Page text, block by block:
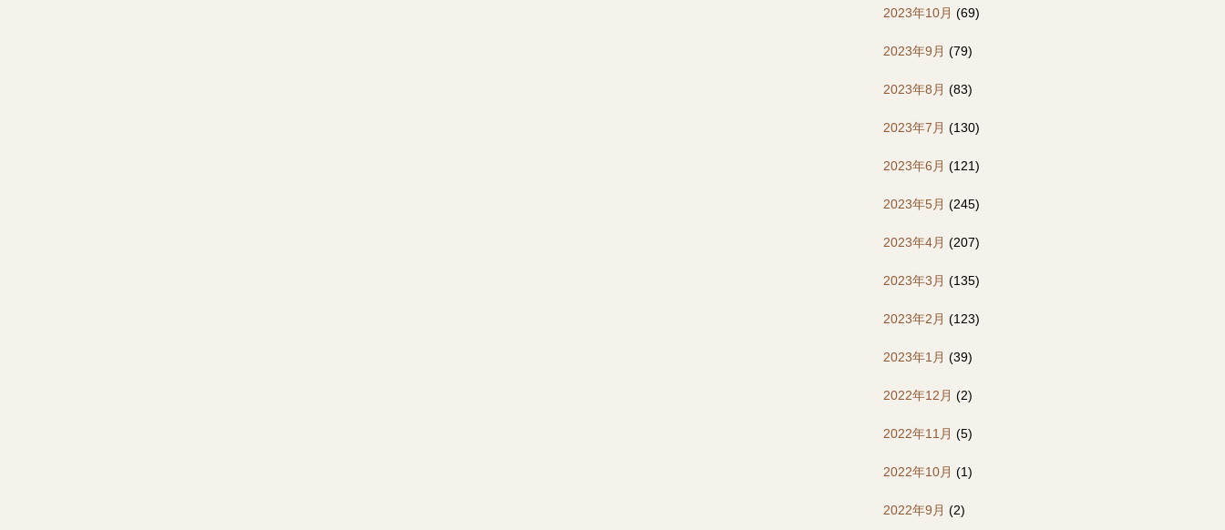
2023年10月 (69)
2023年9月 (79)
2023年8月 (83)
2023年7月 (130)
2023年6月 (121)
2023年5月 (245)
2023年4月 (207)
2023年3月 (135)
2023年2月 (123)
2023年1月 (39)
2022年12月 (2)
2022年11月 (5)
2022年10月 (1)
2022年9月 (2)